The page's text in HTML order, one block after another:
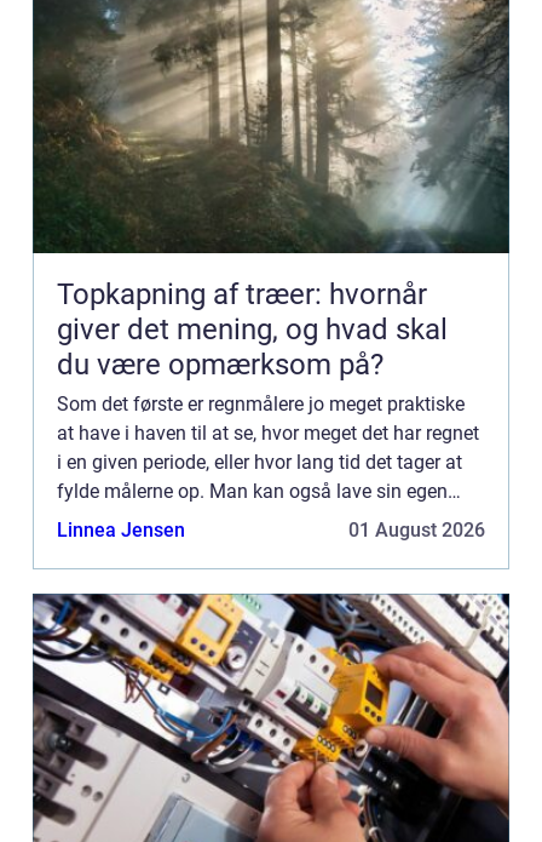
Topkapning af træer: hvornår
giver det mening, og hvad skal
du være opmærksom på?
Som det første er regnmålere jo meget praktiske
at have i haven til at se, hvor meget det har regnet
i en given periode, eller hvor lang tid det tager at
fylde målerne op. Man kan også lave sin egen
regnmåler, men hvis man skal være på den sikre
Linnea Jensen 01 August 2026